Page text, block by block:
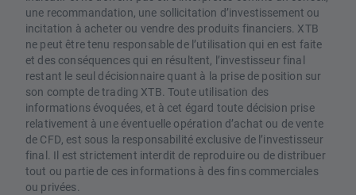
une recommandation, une sollicitation d’investissement ou
incitation à acheter ou vendre des produits financiers. XTB
ne peut être tenu responsable de l’utilisation qui en est faite
et des conséquences qui en résultent, l’investisseur final
restant le seul décisionnaire quant à la prise de position sur
son compte de trading XTB. Toute utilisation des
informations évoquées, et à cet égard toute décision prise
relativement à une éventuelle opération d’achat ou de vente
de CFD, est sous la responsabilité exclusive de l’investisseur
final. Il est strictement interdit de reproduire ou de distribuer
tout ou partie de ces informations à des fins commerciales
ou privées.